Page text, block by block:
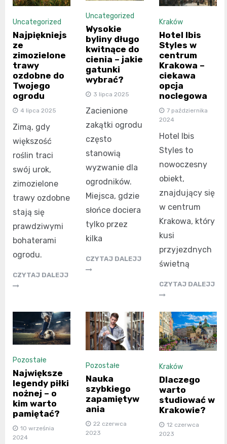
Uncategorized
Najpiękniejs
ze
zimozielone
trawy
ozdobne do
Twojego
ogrodu
4 lipca 2025
Zimą, gdy
większość
roślin traci
swój urok,
zimozielone
trawy ozdobne
stają się
prawdziwymi
bohaterami
ogrodu.
CZYTAJ DALEJJ
Uncategorized
Wysokie
byliny długo
kwitnące do
cienia – jakie
gatunki
wybrać?
3 lipca 2025
Zacienione
zakątki ogrodu
często
stanowią
wyzwanie dla
ogrodników.
Miejsca, gdzie
słońce dociera
tylko przez
kilka
CZYTAJ DALEJJ
Kraków
Hotel Ibis
Styles w
centrum
Krakowa –
ciekawa
opcja
noclegowa
7 października
2024
Hotel Ibis
Styles to
nowoczesny
obiekt,
znajdujący się
w centrum
Krakowa, który
kusi
przyjezdnych
świetną
CZYTAJ DALEJJ
Pozostałe
Największe
legendy piłki
nożnej – o
kim warto
pamiętać?
10 września
2024
Pozostałe
Nauka
szybkiego
zapamiętyw
ania
22 czerwca
2023
Kraków
Dlaczego
warto
studiować w
Krakowie?
12 czerwca
2023